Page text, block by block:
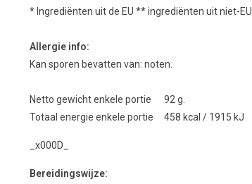
* Ingrediënten uit de EU **ingrediënten uit niet-EU
Allergie info:
Kan sporen bevatten van: noten.
Netto gewicht enkele portie 92 g.
Totaal energie enkele portie 458 kcal / 1915 kJ
_x000D_
Bereidingswijze: